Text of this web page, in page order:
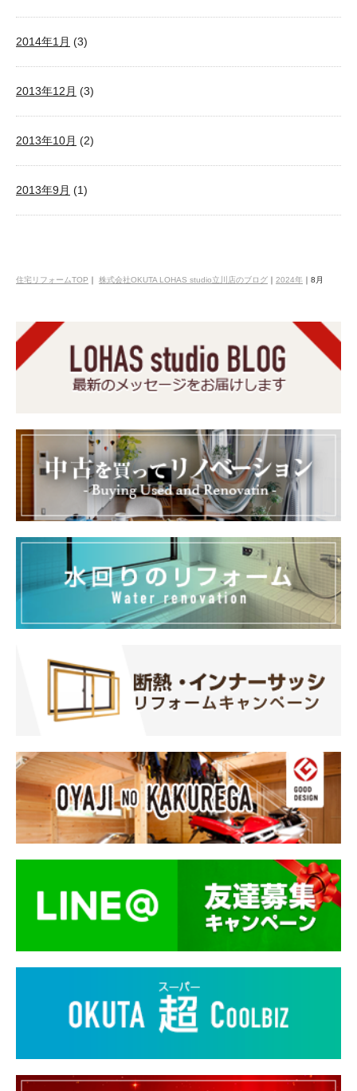
2014年1月 (3)
2013年12月 (3)
2013年10月 (2)
2013年9月 (1)
住宅リフォームTOP ｜ 株式会社OKUTA LOHAS studio立川店のブログ ｜ 2024年 ｜ 8月